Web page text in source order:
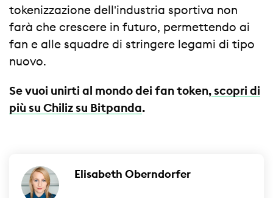
tokenizzazione dell'industria sportiva non
farà che crescere in futuro, permettendo ai
fan e alle squadre di stringere legami di tipo
nuovo.
Se vuoi unirti al mondo dei fan token, scopri di
più su Chiliz su Bitpanda.
Elisabeth Oberndorfer